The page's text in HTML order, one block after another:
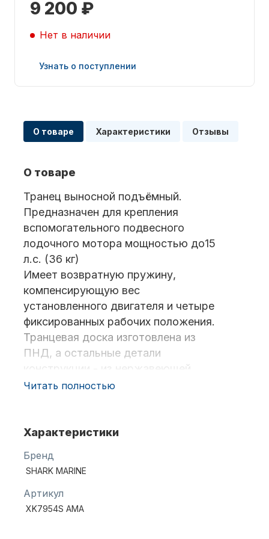
Винты
Масла для лодочных моторов
9 200 ₽
Нет в наличии
Узнать о поступлении
О товаре Характеристики Отзывы
О товаре
Транец выносной подъёмный.
Предназначен для крепления
вспомогательного подвесного
лодочного мотора мощностью до15
л.с. (36 кг)
Имеет возвратную пружину,
компенсирующую вес
установленного двигателя и четыре
фиксированных рабочих положения.
Транцевая доска изготовлена из
ПНД, а остальные детали
конструкции - из нержавеющей
стали AISI 304.
мощности подвесного мотора.
Читать полностью
Характеристики
Бренд
SHARK MARINE
Артикул
XK7954S AMA